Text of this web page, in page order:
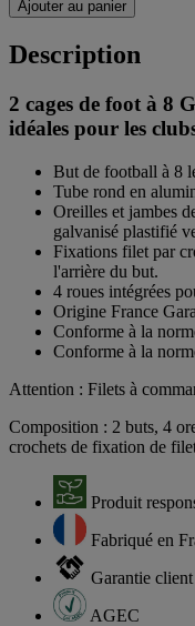
Ajouter au panier
Description
2 cages de foot à 8
idéales pour les
But de football à 8
Tube rond en
Oreilles et jambes
galvanisé plastifié
Fixations filet par
l'arrière du but.
4 roues intégrées
Origine France
Conforme à la
Conforme à la
Attention : Filets à
Composition : 2 buts, 4
crochets de fixation de
Produit
Fabriqué en
Garantie
AGEC